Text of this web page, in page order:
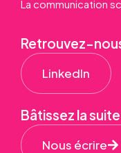
La communication
Retrouvez-
LinkedIn
Bâtissez la
Nous écrire